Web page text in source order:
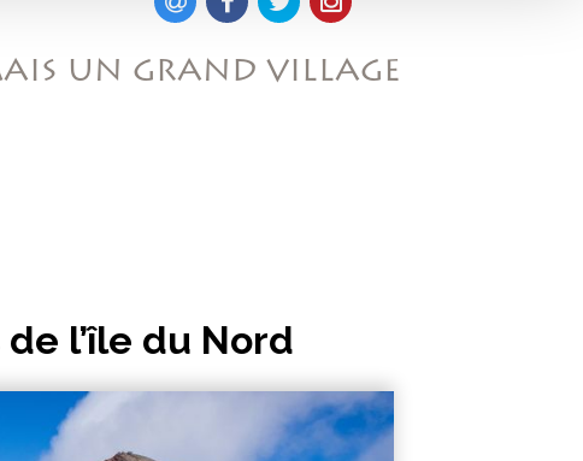
UN GRAND VILLAGE
l’île du Nord